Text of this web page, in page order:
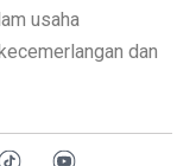
usaha
dan